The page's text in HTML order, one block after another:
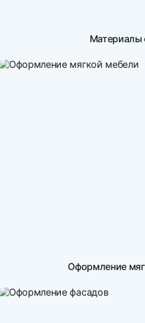
Материалы
Оформление